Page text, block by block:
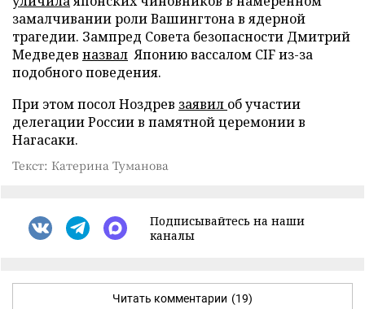
замалчивании роли Вашингтона в ядерной
трагедии. Зампред Совета безопасности Дмитрий
Медведев назвал Японию вассалом CIF из-за
подобного поведения.
При этом посол Ноздрев заявил об участии
делегации России в памятной церемонии в
Нагасаки.
Текст: Катерина Туманова
Подписывайтесь на наши
каналы
Читать комментарии (19)